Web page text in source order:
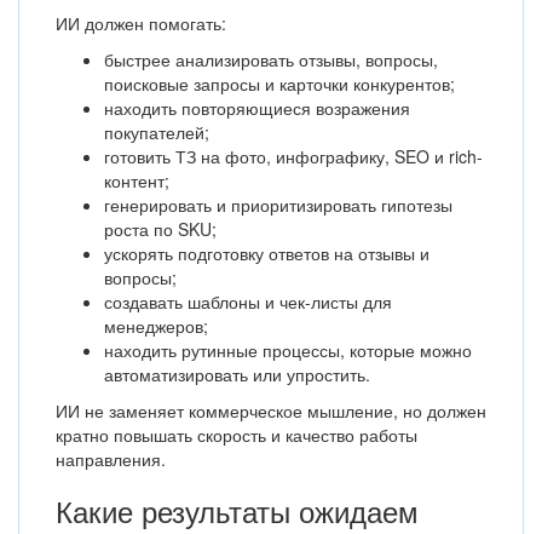
ИИ должен помогать:
быстрее анализировать отзывы, вопросы,
поисковые запросы и карточки конкурентов;
находить повторяющиеся возражения
покупателей;
готовить ТЗ на фото, инфографику, SEO и rich-
контент;
генерировать и приоритизировать гипотезы
роста по SKU;
ускорять подготовку ответов на отзывы и
вопросы;
создавать шаблоны и чек-листы для
менеджеров;
находить рутинные процессы, которые можно
автоматизировать или упростить.
ИИ не заменяет коммерческое мышление, но должен
кратно повышать скорость и качество работы
направления.
Какие результаты ожидаем